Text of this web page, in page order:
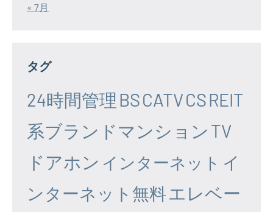
« 7月
タグ
24時間管理 BSCATVCSREIT
系ブランドマンション TV
ドアホン インターネット イ
ンターネット無料エレベー